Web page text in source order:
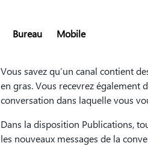
Bureau Mobile
Vous savez qu’un canal contient
en gras. Vous recevrez également
conversation dans laquelle vous
Dans la disposition Publications,
les nouveaux messages de la